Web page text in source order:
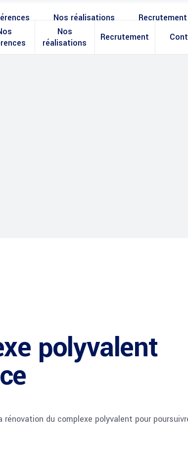
Nos
réalisations
Recrutement
Nos réalisations Recrutement
polyvalent
du complexe polyvalent pour